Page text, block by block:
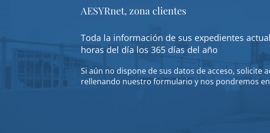
AESYRnet, zona clientes
Toda la información de sus expedientes
horas del día los 365 días del año
Si aún no dispone de sus datos de acceso, solicite
rellenando nuestro formulario y nos pondremos